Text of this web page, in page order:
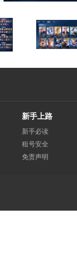
新手上路
新手必读
租号安全
免责声明